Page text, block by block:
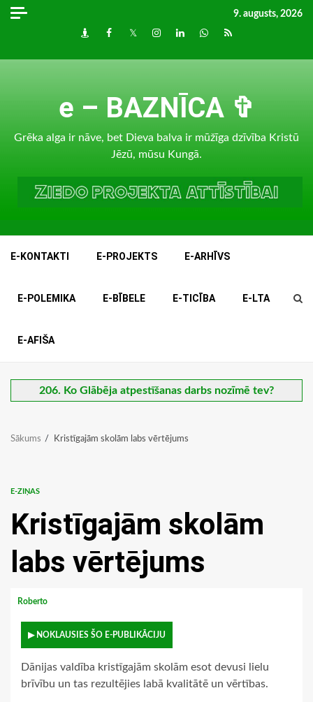
Skip
9. augusts, 2026
DraugiemFacebook
TwitterInstagram
LinkedInwhatsapp
RSS
e – BAZNĪCA ✞
Grēka alga ir nāve, bet Dieva balva ir mūžīga dzīvība Kristū
Jēzū, mūsu Kungā.
E-KONTAKTI E-PROJEKTS E-ARHĪVS
E-POLEMIKA E-BĪBELE E-TICĪBA E-LTA
E-AFIŠA
206. Ko Glābēja atpestīšanas darbs nozīmē tev?
Sākums Kristīgajām skolām labs vērtējums
E-ZIŅAS
Kristīgajām skolām
labs vērtējums
Roberto
▶ NOKLAUSIES ŠO E-PUBLIKĀCIJU
Dānijas valdība kristīgajām skolām esot devusi lielu
brīvību un tas rezultējies labā kvalitātē un vērtības.